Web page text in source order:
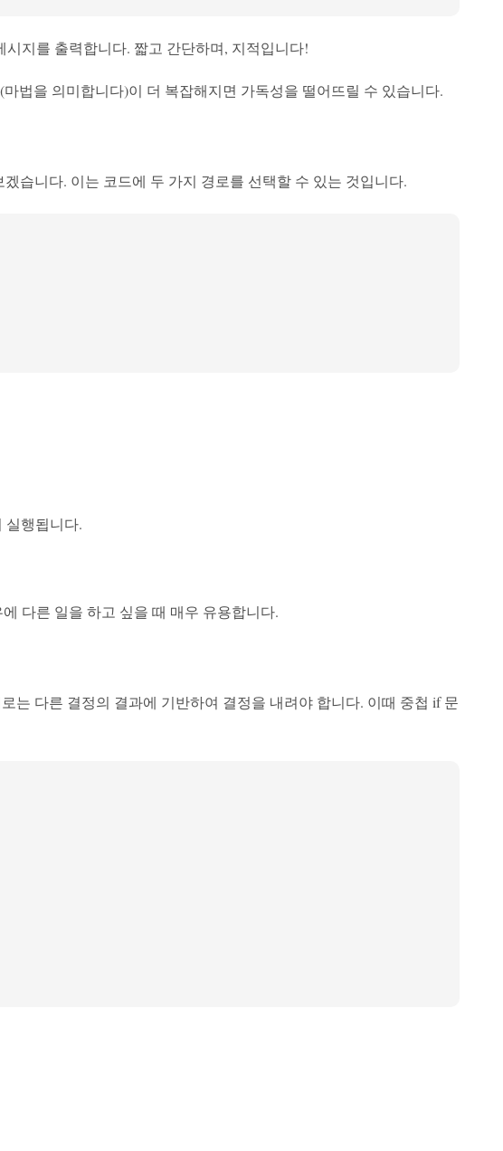
지를 출력합니다. 짧고 간단하며, 지적입니다!
법을 의미합니다)이 더 복잡해지면 가독성을 떨어뜨릴 수 있습니다.
습니다. 이는 코드에 두 가지 경로를 선택할 수 있는 것입니다.
실행됩니다.
다른 일을 하고 싶을 때 매우 유용합니다.
는 다른 결정의 결과에 기반하여 결정을 내려야 합니다. 이때 중첩 if 문